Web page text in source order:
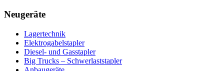
Neugeräte
Lagertechnik
Elektrogabelstapler
Diesel- und Gasstapler
Big Trucks – Schwerlaststapler